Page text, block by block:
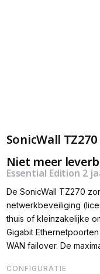
SonicWall
Niet meer
Essential Edition 2
De SonicWall TZ270
netwerkbeveiliging
thuis of kleinzakelijke
Gigabit
WAN failover. De
CONFIGURATIE